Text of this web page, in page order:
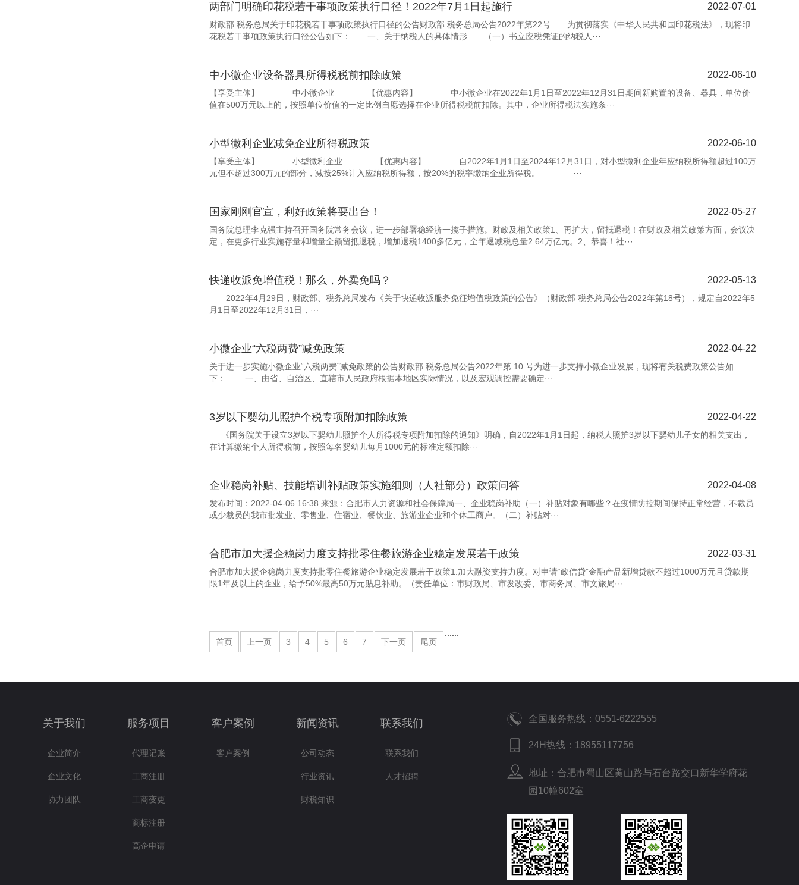
两部门明确印花税若干事项政策执行口径！2022年7月1日起施行 2022-07-01
财政部 税务总局关于印花税若干事项政策执行口径的公告财政部 税务总局公告2022年第22号 为贯彻落实《中华人民共和国印花税法》，现将印
花税若干事项政策执行口径公告如下： 一、关于纳税人的具体情形 （一）书立应税凭证的纳税人···
中小微企业设备器具所得税税前扣除政策 2022-06-10
【享受主体】 中小微企业 【优惠内容】 中小微企业在2022年1月1日至2022年12月31日期间新购置的设备、器具，单位价
值在500万元以上的，按照单位价值的一定比例自愿选择在企业所得税税前扣除。其中，企业所得税法实施条···
小型微利企业减免企业所得税政策 2022-06-10
【享受主体】 小型微利企业 【优惠内容】 自2022年1月1日至2024年12月31日，对小型微利企业年应纳税所得额超过100万
元但不超过300万元的部分，减按25%计入应纳税所得额，按20%的税率缴纳企业所得税。 ···
国家刚刚官宣，利好政策将要出台！ 2022-05-27
国务院总理李克强主持召开国务院常务会议，进一步部署稳经济一揽子措施。财政及相关政策1、再扩大，留抵退税！在财政及相关政策方面，会议决
定，在更多行业实施存量和增量全额留抵退税，增加退税1400多亿元，全年退减税总量2.64万亿元。2、恭喜！社···
快递收派免增值税！那么，外卖免吗？ 2022-05-13
2022年4月29日，财政部、税务总局发布《关于快递收派服务免征增值税政策的公告》（财政部 税务总局公告2022年第18号），规定自2022年5
月1日至2022年12月31日，···
小微企业“六税两费”减免政策 2022-04-22
关于进一步实施小微企业“六税两费”减免政策的公告财政部 税务总局公告2022年第 10 号为进一步支持小微企业发展，现将有关税费政策公告如
下： 一、由省、自治区、直辖市人民政府根据本地区实际情况，以及宏观调控需要确定···
3岁以下婴幼儿照护个税专项附加扣除政策 2022-04-22
《国务院关于设立3岁以下婴幼儿照护个人所得税专项附加扣除的通知》明确，自2022年1月1日起，纳税人照护3岁以下婴幼儿子女的相关支出，
在计算缴纳个人所得税前，按照每名婴幼儿每月1000元的标准定额扣除···
企业稳岗补贴、技能培训补贴政策实施细则（人社部分）政策问答 2022-04-08
发布时间：2022-04-06 16:38 来源：合肥市人力资源和社会保障局一、企业稳岗补助（一）补贴对象有哪些？在疫情防控期间保持正常经营，不裁员
或少裁员的我市批发业、零售业、住宿业、餐饮业、旅游业企业和个体工商户。（二）补贴对···
合肥市加大援企稳岗力度支持批零住餐旅游企业稳定发展若干政策 2022-03-31
合肥市加大援企稳岗力度支持批零住餐旅游企业稳定发展若干政策1.加大融资支持力度。对申请“政信贷”金融产品新增贷款不超过1000万元且贷款期
限1年及以上的企业，给予50%最高50万元贴息补助。（责任单位：市财政局、市发改委、市商务局、市文旅局···
首页 上一页
···
3 4 5 6 7
···
下一页 尾页
关于我们
企业简介
企业文化
协力团队
服务项目
代理记账
工商注册
工商变更
商标注册
高企申请
客户案例
客户案例
新闻资讯
公司动态
行业资讯
财税知识
联系我们
联系我们
人才招聘
全国服务热线：0551-6222555
24H热线：18955117756
地址：合肥市蜀山区黄山路与石台路交口新华学府花
园10幢602室